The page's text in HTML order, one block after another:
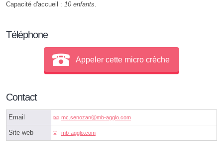
Capacité d'accueil : 10 enfants.
Téléphone
Appeler cette micro crèche
Contact
Email mc.senozanⓐmb-agglo.com
Site web mb-agglo.com